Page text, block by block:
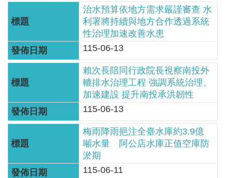
English
RSS
動
流
屬
站
治水預算依地方需求嚴謹審查 水
利署將持續與地方合作透過系統
性治理加速改善水患
115-06-13
賴次長陪同行政院長視察南投外
轆排水治理工程 強調系統治理、
加速建設 提升南投承洪韌性
115-06-13
梅雨降雨挹注全臺水庫約3.9億
噸水量 阿公店水庫正值空庫防
淤期
115-06-11